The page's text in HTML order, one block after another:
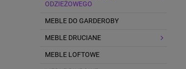
ODZIEŻOWEGO
MEBLE DO GARDEROBY
MEBLE DRUCIANE
MEBLE LOFTOWE